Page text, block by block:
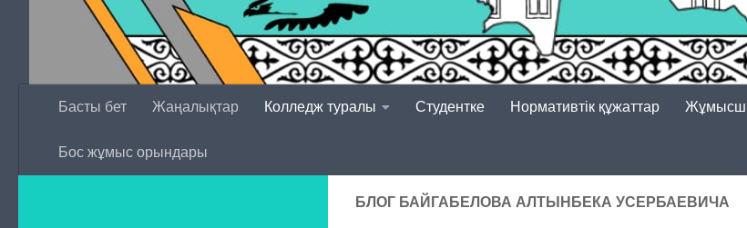
Басты бет Жаңалықтар Колледж туралы Студентке Нормативтік құжаттар
Бос жұмыс орындары
БЛОГ БАЙГАБЕЛОВА АЛТЫНБЕКА УСЕРБАЕВИЧА